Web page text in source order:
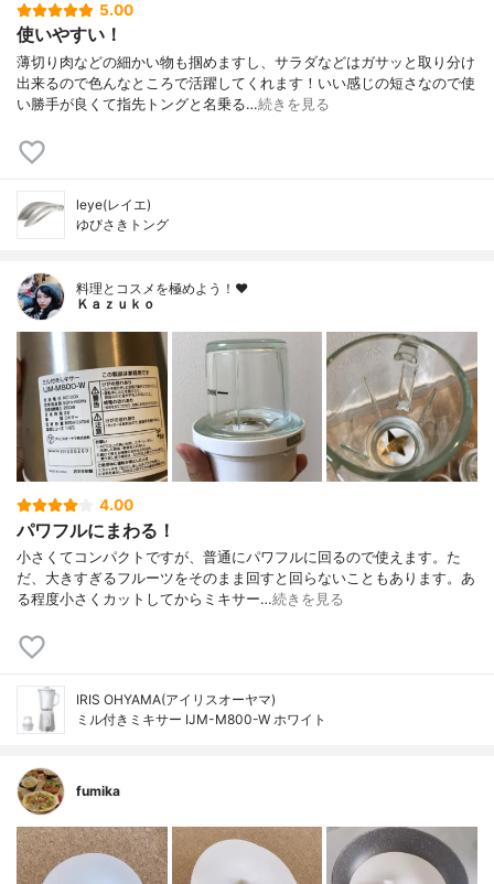
5.00
使いやすい！
薄切り肉などの細かい物も掴めますし、サラダなどはガサッと取り分け
出来るので色んなところで活躍してくれます！いい感じの短さなので使
い勝手が良くて指先トングと名乗る…続きを見る
leye(レイエ)
ゆびさきトング
料理とコスメを極めよう！♥
Ｋａｚｕｋｏ
4.00
パワフルにまわる！
小さくてコンパクトですが、普通にパワフルに回るので使えます。た
だ、大きすぎるフルーツをそのまま回すと回らないこともあります。あ
る程度小さくカットしてからミキサー…続きを見る
IRIS OHYAMA(アイリスオーヤマ)
ミル付きミキサー IJM-M800-W ホワイト
fumika